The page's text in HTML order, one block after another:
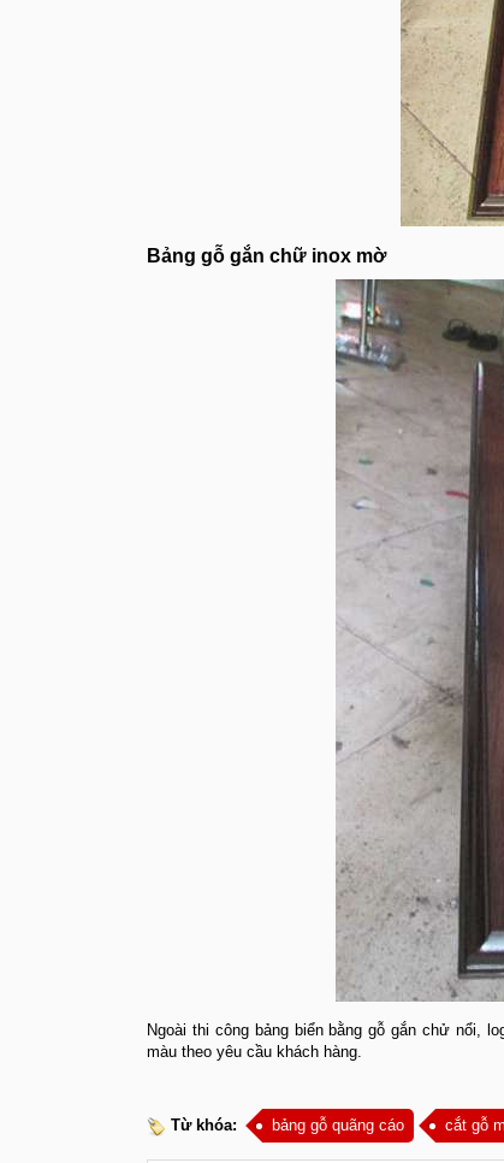
Bảng gỗ gắn chữ inox mờ
Ngoài thi công bảng biển bằng gỗ gắn chử nổi,
màu theo yêu cầu khách hàng.
Từ khóa: bảng gỗ quãng cáo cắt gỗ